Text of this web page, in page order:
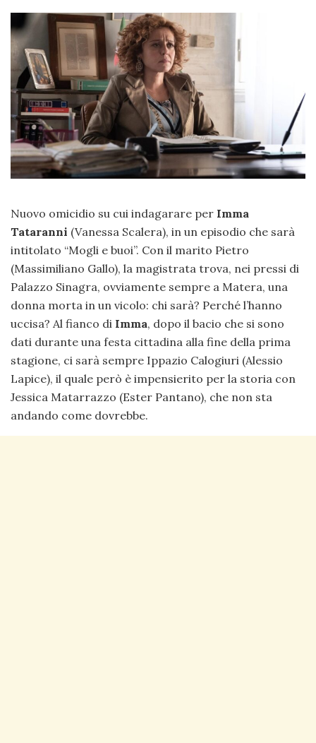
Nuovo omicidio su cui indagarare per Imma
Tataranni (Vanessa Scalera), in un episodio che sarà
intitolato “Mogli e buoi”. Con il marito Pietro
(Massimiliano Gallo), la magistrata trova, nei pressi di
Palazzo Sinagra, ovviamente sempre a Matera, una
donna morta in un vicolo: chi sarà? Perché l’hanno
uccisa? Al fianco di Imma, dopo il bacio che si sono
dati durante una festa cittadina alla fine della prima
stagione, ci sarà sempre Ippazio Calogiuri (Alessio
Lapice), il quale però è impensierito per la storia con
Jessica Matarrazzo (Ester Pantano), che non sta
andando come dovrebbe.